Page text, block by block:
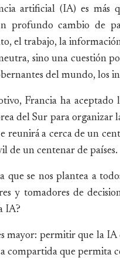
artificial (IA) es más
profundo cambio de
el trabajo, la
sino una cuestión
del mundo, los
Francia ha
del Sur para organizar
reunirá a cerca de un
de un centenar de países.
que se nos plantea a
y tomadores de
IA?
mayor: permitir que la
compartida que permita